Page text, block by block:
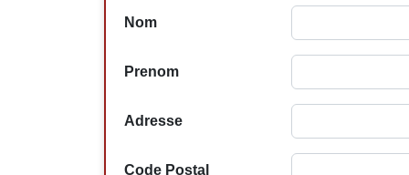
Nom
Prenom
Adresse
Code Postal